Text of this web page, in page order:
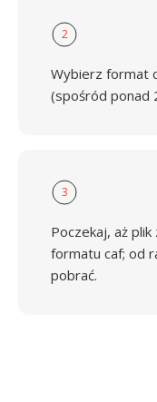
2
Wybierz format
(spośród ponad
3
Poczekaj, aż
formatu caf; od
pobrać.